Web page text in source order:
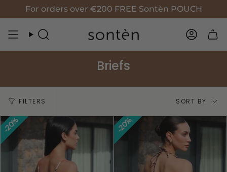
For orders over €200 FREE Sontèn POUCH
Search
Briefs
FILTERS
Sort
by
SORT BY
20% 20%